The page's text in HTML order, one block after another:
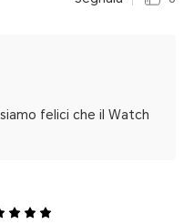
felici che il Watch